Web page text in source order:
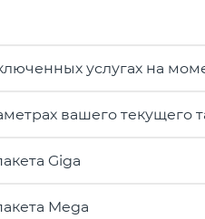
услугах на
вашего текущего
Giga
Mega